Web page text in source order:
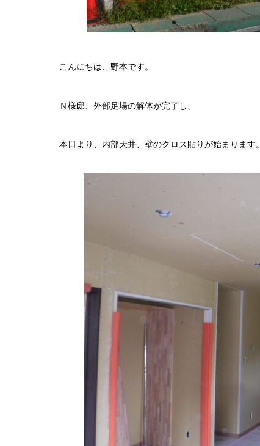
こんにちは、野本です。
Ｎ様邸、外部足場の解体が完了し、
本日より、内部天井、壁のクロス貼りが始まります。